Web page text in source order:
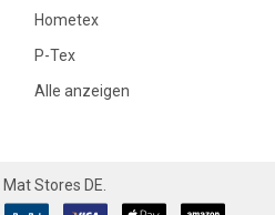
Hometex
P-Tex
Alle anzeigen
Mat Stores DE.